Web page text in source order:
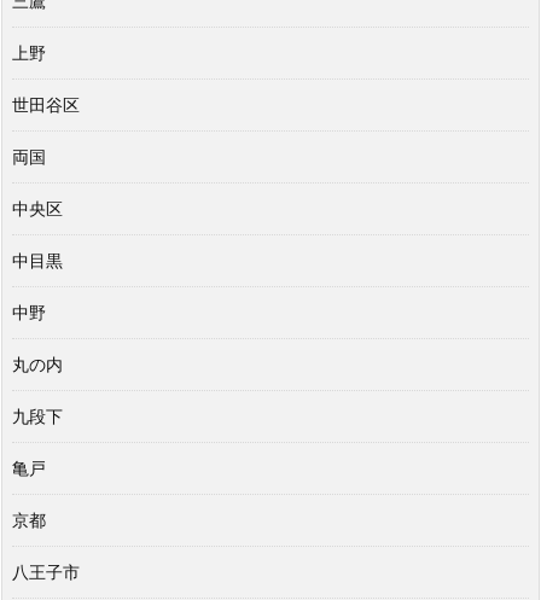
上野
世田谷区
両国
中央区
中目黒
中野
丸の内
九段下
亀戸
京都
八王子市